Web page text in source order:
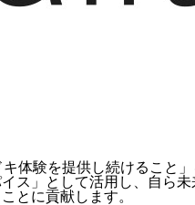
体験を提供し続けるこ
ス」として活用し、自ら
とに貢献します。